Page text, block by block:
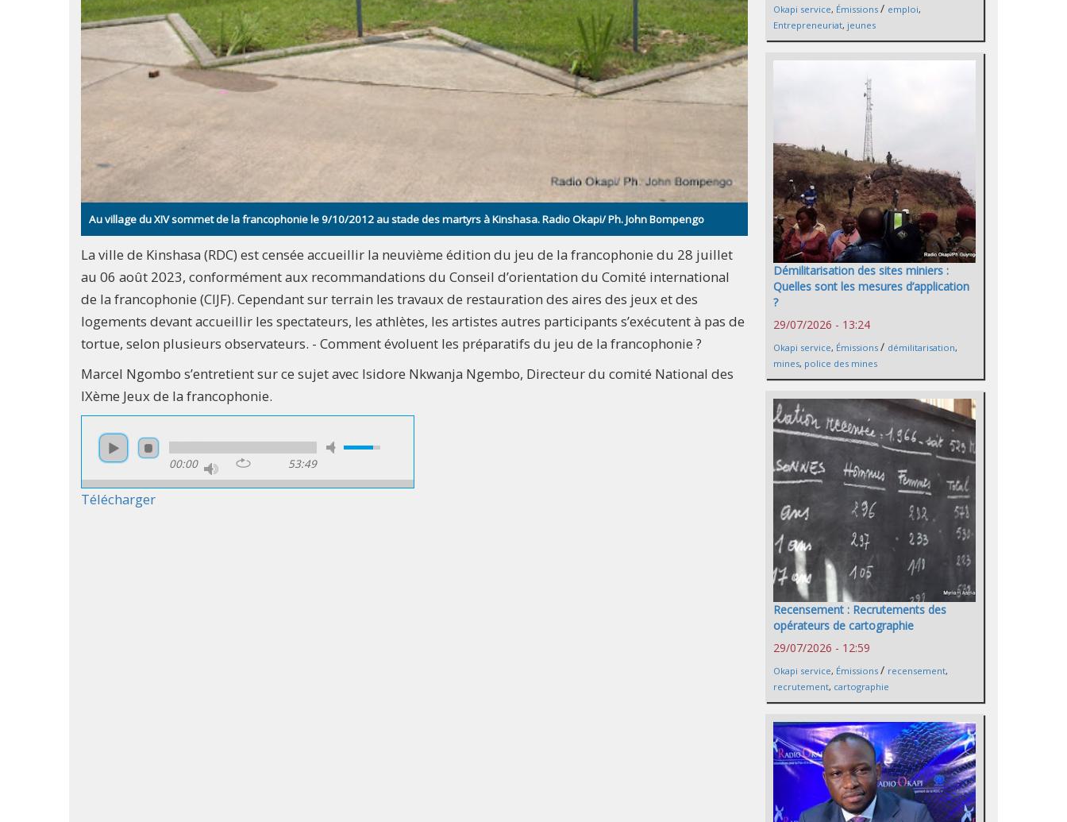
Au village du XIV sommet de la francophonie le 9/10/2012 au stade des martyrs à Kinshasa. Radio Okapi/ Ph. John Bompengo
La ville de Kinshasa (RDC) est censée accueillir la neuvième édition du jeu de la francophonie du 28 juillet
au 06 août 2023, conformément aux recommandations du Conseil d’orientation du Comité international
de la francophonie (CIJF). Cependant sur terrain les travaux de restauration des aires des jeux et des
logements devant accueillir les spectateurs, les athlètes, les artistes autres participants s’exécutent à pas de
tortue, selon plusieurs observateurs. - Comment évoluent les préparatifs du jeu de la francophonie ?
Marcel Ngombo s’entretient sur ce sujet avec Isidore Nkwanja Ngembo, Directeur du comité National des
IXème Jeux de la francophonie.
00:00 53:49
Télécharger
Okapi service, Émissions / emploi,
Entrepreneuriat, jeunes
Démilitarisation des sites miniers :
Quelles sont les mesures d’application
?
29/07/2026 - 13:24
Okapi service, Émissions / démilitarisation,
mines, police des mines
Recensement : Recrutements des
opérateurs de cartographie
29/07/2026 - 12:59
Okapi service, Émissions / recensement,
recrutement, cartographie